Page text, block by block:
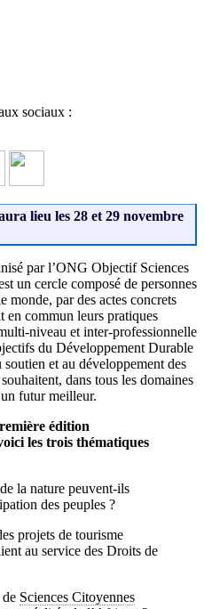
la première
de pouvoir y participer.↓
sociaux :
lieu les 28 et 29 novembre
par l’ONG Objectif Sciences
un cercle composé de personnes
monde, par des actes concrets
en commun leurs pratiques
niveau et inter-professionnelle
du Développement Durable
et au développement des
dans tous les domaines
futur meilleur.
édition
les trois thématiques
la nature peuvent-ils
des peuples ?
projets de tourisme
au service des Droits de
Sciences Citoyennes